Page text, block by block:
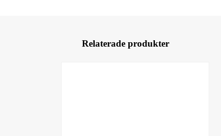
Relaterade produkter